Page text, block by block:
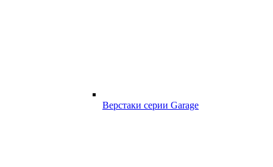
Верстаки серии Garage